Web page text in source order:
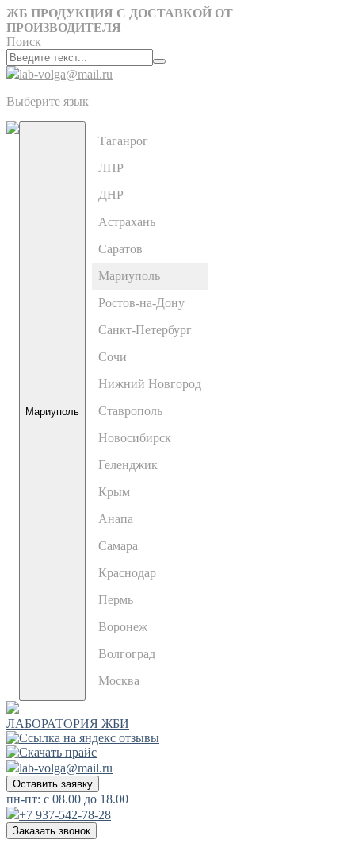
ЖБ ПРОДУКЦИЯ С ДОСТАВКОЙ ОТ
ПРОИЗВОДИТЕЛЯ
Поиск
lab-volga@mail.ru
Выберите язык
Мариуполь
Таганрог
ЛНР
ДНР
Астрахань
Саратов
Мариуполь
Ростов-на-Дону
Санкт-Петербург
Сочи
Нижний Новгород
Ставрополь
Новосибирск
Геленджик
Крым
Анапа
Самара
Краснодар
Пермь
Воронеж
Волгоград
Москва
ЛАБОРАТОРИЯ ЖБИ
lab-volga@mail.ru
Оставить заявку
пн-пт: с 08.00 до 18.00
+7 937-542-78-28
Заказать звонок